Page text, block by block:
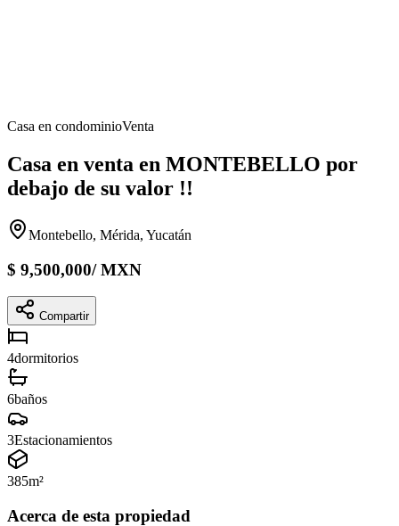
Casa en condominioVenta
Casa en venta en MONTEBELLO por
debajo de su valor !!
Montebello, Mérida, Yucatán
$ 9,500,000/MXN
Compartir
4dormitorios
6baños
3Estacionamientos
385m²
Acerca de esta propiedad